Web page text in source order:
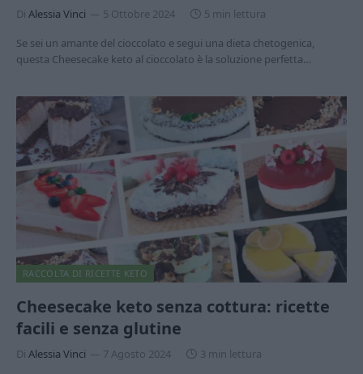
Di Alessia Vinci 5 Ottobre 2024
5 min lettura
Se sei un amante del cioccolato e segui una dieta chetogenica,
questa Cheesecake keto al cioccolato è la soluzione perfetta…
RACCOLTA DI RICETTE KETO
Cheesecake keto senza cottura: ricette
facili e senza glutine
Di Alessia Vinci 7 Agosto 2024
3 min lettura